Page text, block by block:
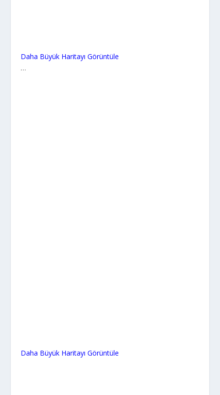
Daha Büyük Haritayı Görüntüle
…
Daha Büyük Haritayı Görüntüle